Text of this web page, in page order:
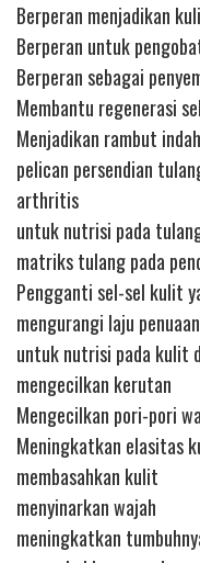
Berperan menjadikan
Berperan untuk
Berperan sebagai
Membantu regenerasi
Menjadikan rambut
pelican persendian
arthritis
untuk nutrisi pada
matriks tulang pada
Pengganti sel-sel kulit
mengurangi laju penuaan
untuk nutrisi pada kulit
mengecilkan kerutan
Mengecilkan pori-pori
Meningkatkan elasitas
membasahkan kulit
menyinarkan wajah
meningkatkan